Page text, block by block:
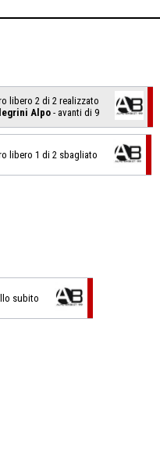
libero 2 di 2 realizzato
Alpo- avanti di 9
libero 1 di 2 sbagliato
subito